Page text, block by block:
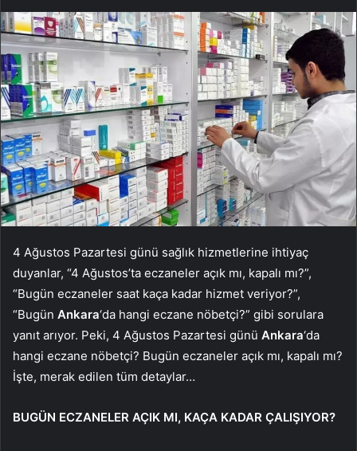
4 Ağustos Pazartesi günü sağlık hizmetlerine ihtiyaç
duyanlar, “4 Ağustos’ta eczaneler açık mı, kapalı mı?”,
“Bugün eczaneler saat kaça kadar hizmet veriyor?”,
“Bugün Ankara‘da hangi eczane nöbetçi?” gibi sorulara
yanıt arıyor. Peki, 4 Ağustos Pazartesi günü Ankara‘da
hangi eczane nöbetçi? Bugün eczaneler açık mı, kapalı mı?
İşte, merak edilen tüm detaylar…
BUGÜN ECZANELER AÇIK MI, KAÇA KADAR ÇALIŞIYOR?